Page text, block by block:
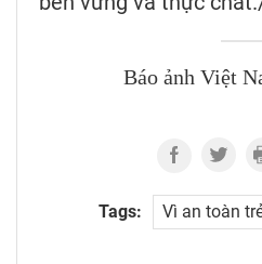
Báo ảnh Việt
Tags: Vì an toàn